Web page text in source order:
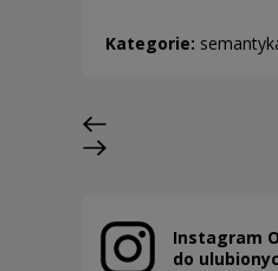
Kategorie:
Previous slide
Next slide
Instagram
do
Note, the link will